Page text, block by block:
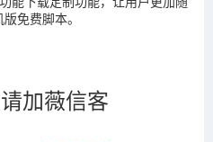
免费脚本。
加薇信客